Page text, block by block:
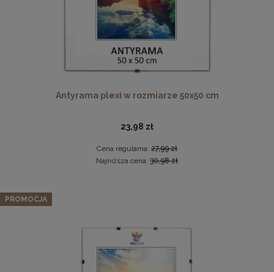
Ramka na zdjęcia 40x60 cm, drewniana w kolorze
34,99 zł
Zestaw 3 szt. antyram w rozmiarze 9 x 13 cm
7,59 zł
Cena regularna:
Najniższa cena:
Antyrama plexi w rozmiarze 50x50 cm
23,98 zł
Cena regularna: 27,99 zł
Najniższa cena: 30,98 zł
PROMOCJA